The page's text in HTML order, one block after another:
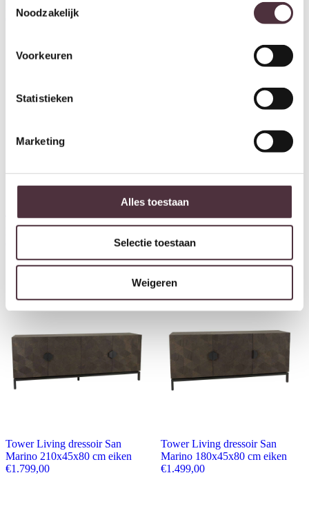
Noodzakelijk
Voorkeuren
Statistieken
Marketing
Alles toestaan
Selectie toestaan
Weigeren
Marino 85x45x110 cm eiken
1.349,00
Marino 110x45x160 cm eiken
Tower Living tv meubel San
Tower Living tv meubel San
€1.099,00
Tower Living dressoir San
Marino 210x45x80 cm eiken
€1.799,00
Tower Living dressoir San
Marino 180x45x80 cm eiken
€1.499,00